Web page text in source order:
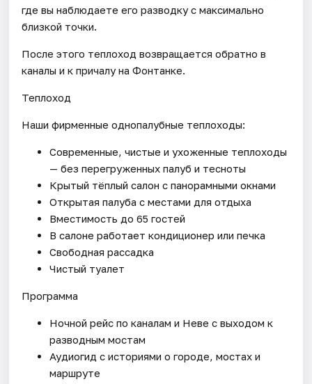
где вы наблюдаете его разводку с максимально
близкой точки.
После этого теплоход возвращается обратно в
каналы и к причалу на Фонтанке.
Теплоход
Наши фирменные однопалубные теплоходы:
Современные, чистые и ухоженные теплоходы
— без перегруженных палуб и тесноты
Крытый тёплый салон с панорамными окнами
Открытая палуба с местами для отдыха
Вместимость до 65 гостей
В салоне работает кондиционер или печка
Свободная рассадка
Чистый туалет
Программа
Ночной рейс по каналам и Неве с выходом к
разводным мостам
Аудиогид с историями о городе, мостах и
маршруте